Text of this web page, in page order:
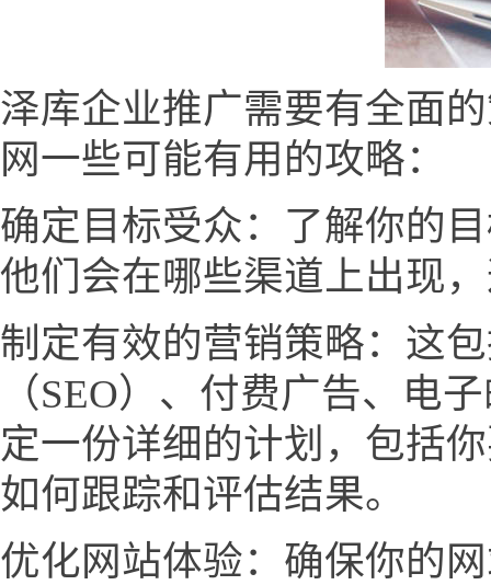
泽库企业推广需要有全面
网一些可能有用的攻略：
确定目标受众：了解你的
他们会在哪些渠道上出现
制定有效的营销策略：这
（SEO）、付费广告、电
定一份详细的计划，包括
如何跟踪和评估结果。
优化网站体验：确保你的